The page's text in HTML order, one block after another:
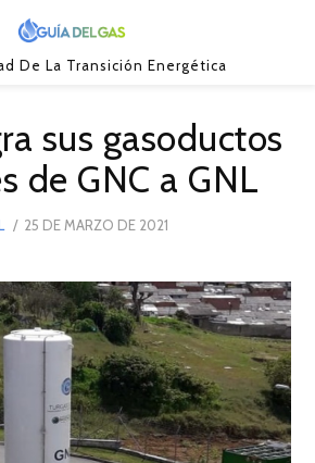
De La Transición Energética
sus gasoductos
de GNC a GNL
POSTED
25 DE MARZO DE 2021
DE
2021